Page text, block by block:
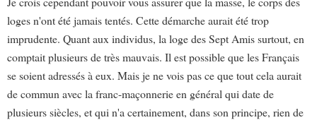
loges n'ont été jamais tentés. Cette démarche aurait été trop
imprudente. Quant aux individus, la loge des Sept Amis surtout, en
comptait plusieurs de très mauvais. Il est possible que les Français
se soient adressés à eux. Mais je ne vois pas ce que tout cela aurait
de commun avec la franc-maçonnerie en général qui date de
plusieurs siècles, et qui n'a certainement, dans son principe, rien de